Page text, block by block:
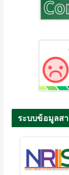
ระบบข้อมูลส